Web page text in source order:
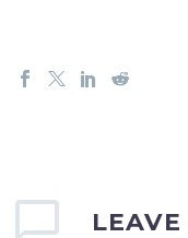
LEAVE